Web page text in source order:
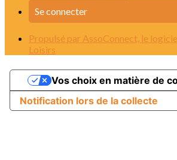
Se connecter
Propulsé par AssoConnect, le
Loisirs
Notification lors de la collecte
Vos choix en matière de